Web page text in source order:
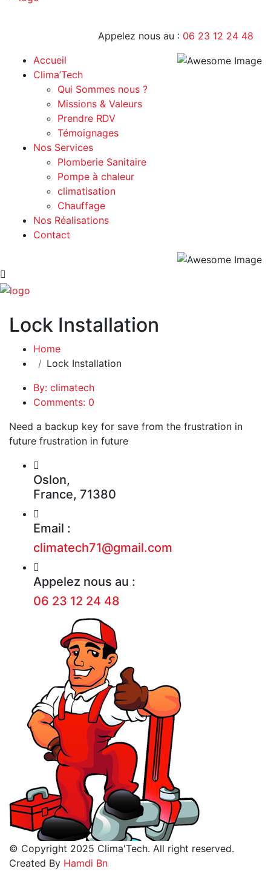
Appelez nous au : 06 23 12 24 48
Accueil
Clima’Tech
Qui Sommes nous ?
Missions & Valeurs
Prendre RDV
Témoignages
Nos Services
Plomberie Sanitaire
Pompe à chaleur
climatisation
Chauffage
Nos Réalisations
Contact
Lock Installation
Home
Lock Installation
By: climatech
Comments: 0
Need a backup key for save from the frustration in
future frustration in future
Oslon,
France, 71380
Email :
climatech71@gmail.com
Appelez nous au :
06 23 12 24 48
© Copyright 2025 Clima'Tech. All right reserved.
Created By Hamdi Bn